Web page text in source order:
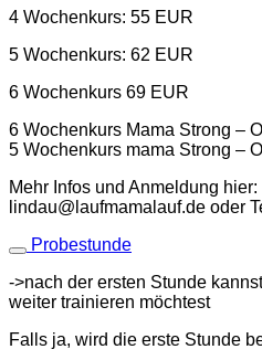
4 Wochenkurs: 55 EUR
5 Wochenkurs: 62 EUR
6 Wochenkurs 69 EUR
6 Wochenkurs Mama Strong –
5 Wochenkurs mama Strong –
Mehr Infos und Anmeldung
lindau@laufmamalauf.de oder
Probestunde
->nach der ersten Stunde
weiter trainieren möchtest
Falls ja, wird die erste Stunde